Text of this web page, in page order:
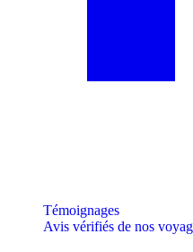
Témoignages
Avis vérifiés de nos